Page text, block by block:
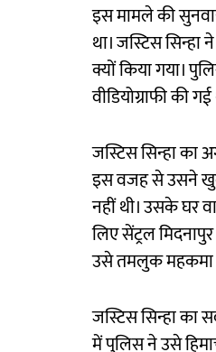
इस मामले की
था। जस्टिस
क्यों किया गया।
वीडियोग्राफी की गई
जस्टिस सिन्हा का
इस वजह से उसने
नहीं थी। उसके घर
लिए सेंट्रल
उसे तमलुक महकमा
जस्टिस सिन्हा का
में पुलिस ने उसे